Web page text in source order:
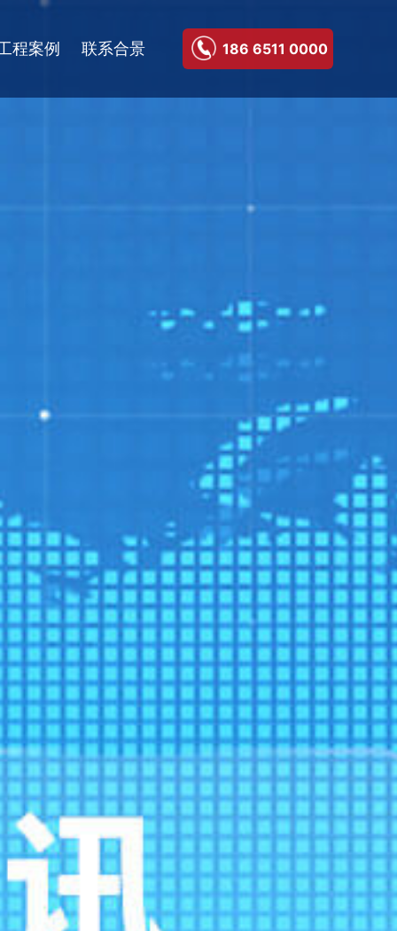
程案例 联系合景 186 6511 0000